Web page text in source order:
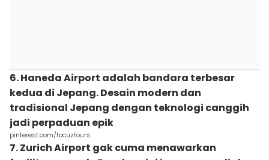
6. Haneda Airport adalah bandara terbesar
kedua di Jepang. Desain modern dan
tradisional Jepang dengan teknologi canggih
jadi perpaduan epik
pinterest.com/focuztours
7. Zurich Airport gak cuma menawarkan